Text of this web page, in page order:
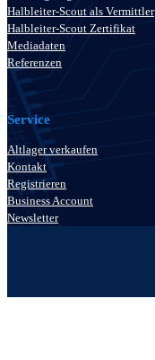
Halbleiter-Scout als Vermittler
Halbleiter-Scout Zertifikat
Mediadaten
Referenzen
Service
Altlager verkaufen
Kontakt
Registrieren
Business Account
Newsletter